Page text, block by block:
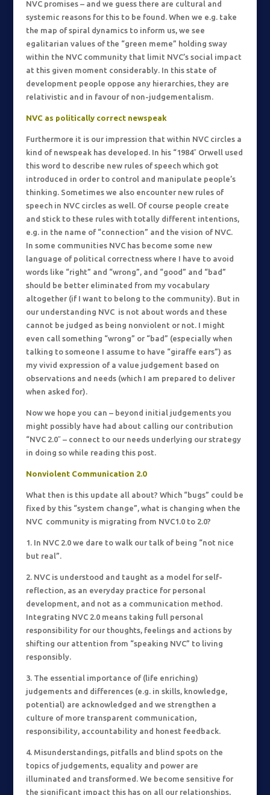
NVC promises – and we guess there are cultural and
systemic reasons for this to be found. When we e.g. take
the map of spiral dynamics to inform us, we see
egalitarian values of the “green meme” holding sway
within the NVC community that limit NVC’s social impact
at this given moment considerably. In this state of
development people oppose any hierarchies, they are
relativistic and in favour of non-judgementalism.
NVC as politically correct newspeak
Furthermore it is our impression that within NVC circles a
kind of newspeak has developed. In his “1984″ Orwell used
this word to describe new rules of speech which got
introduced in order to control and manipulate people’s
thinking. Sometimes we also encounter new rules of
speech in NVC circles as well. Of course people create
and stick to these rules with totally different intentions,
e.g. in the name of “connection” and the vision of NVC.
In some communities NVC has become some new
language of political correctness where I have to avoid
words like “right” and “wrong”, and “good” and “bad”
should be better eliminated from my vocabulary
altogether (if I want to belong to the community). But in
our understanding NVC is not about words and these
cannot be judged as being nonviolent or not. I might
even call something “wrong” or “bad” (especially when
talking to someone I assume to have “giraffe ears”) as
my vivid expression of a value judgement based on
observations and needs (which I am prepared to deliver
when asked for).
Now we hope you can – beyond initial judgements you
might possibly have had about calling our contribution
“NVC 2.0″ – connect to our needs underlying our strategy
in doing so while reading this post.
Nonviolent Communication 2.0
What then is this update all about? Which “bugs” could be
fixed by this “system change”, what is changing when the
NVC community is migrating from NVC1.0 to 2.0?
1. In NVC 2.0 we dare to walk our talk of being “not nice
but real”.
2. NVC is understood and taught as a model for self-
reflection, as an everyday practice for personal
development, and not as a communication method.
Integrating NVC 2.0 means taking full personal
responsibility for our thoughts, feelings and actions by
shifting our attention from “speaking NVC” to living
responsibly.
3. The essential importance of (life enriching)
judgements and differences (e.g. in skills, knowledge,
potential) are acknowledged and we strengthen a
culture of more transparent communication,
responsibility, accountability and honest feedback.
4. Misunderstandings, pitfalls and blind spots on the
topics of judgements, equality and power are
illuminated and transformed. We become sensitive for
the significant impact this has on all our relationships,